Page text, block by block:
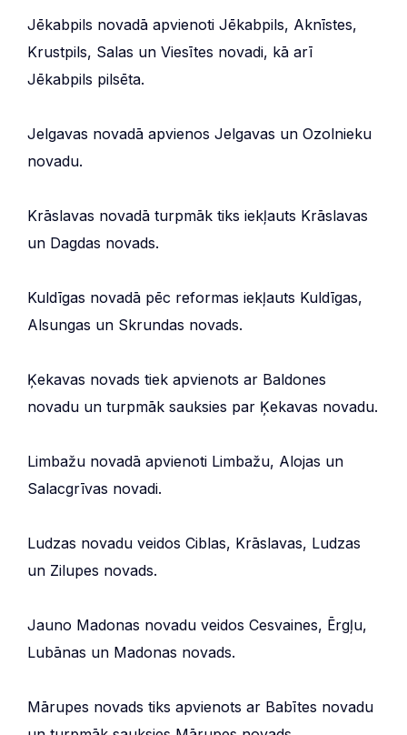
Jēkabpils novadā apvienoti Jēkabpils, Aknīstes,
Krustpils, Salas un Viesītes novadi, kā arī
Jēkabpils pilsēta.
Jelgavas novadā apvienos Jelgavas un Ozolnieku
novadu.
Krāslavas novadā turpmāk tiks iekļauts Krāslavas
un Dagdas novads.
Kuldīgas novadā pēc reformas iekļauts Kuldīgas,
Alsungas un Skrundas novads.
Ķekavas novads tiek apvienots ar Baldones
novadu un turpmāk sauksies par Ķekavas novadu.
Limbažu novadā apvienoti Limbažu, Alojas un
Salacgrīvas novadi.
Ludzas novadu veidos Ciblas, Krāslavas, Ludzas
un Zilupes novads.
Jauno Madonas novadu veidos Cesvaines, Ērgļu,
Lubānas un Madonas novads.
Mārupes novads tiks apvienots ar Babītes novadu